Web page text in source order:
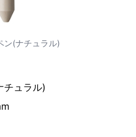
ン(ナチュラル)
チュラル)